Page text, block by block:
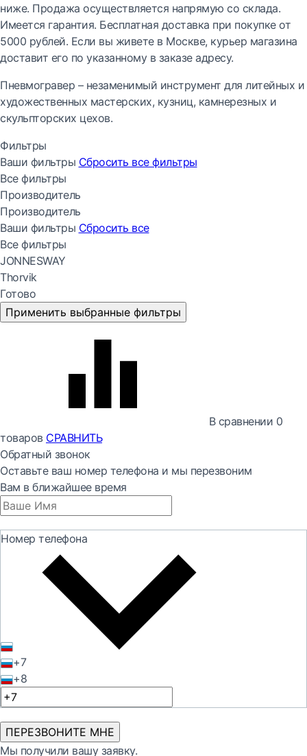
ниже. Продажа осуществляется напрямую со склада.
Имеется гарантия. Бесплатная доставка при покупке от
5000 рублей. Если вы живете в Москве, курьер магазина
доставит его по указанному в заказе адресу.
Пневмогравер – незаменимый инструмент для литейных и
художественных мастерских, кузниц, камнерезных и
скульпторских цехов.
Фильтры
Ваши фильтры Сбросить все фильтры
Все фильтры
Производитель
Производитель
Ваши фильтры Сбросить все
Все фильтры
JONNESWAY
Thorvik
Готово
Применить выбранные фильтры
В сравнении 0
товаров СРАВНИТЬ
Обратный звонок
Оставьте ваш номер телефона и мы перезвоним
Вам в ближайшее время
Номер телефона
+7
+8
ПЕРЕЗВОНИТЕ МНЕ
Мы получили вашу заявку.